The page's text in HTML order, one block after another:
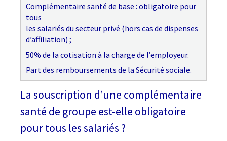
Complémentaire santé de base : obligatoire pour
tous
les salariés du secteur privé (hors cas de dispenses
d’affiliation) ;
50% de la cotisation à la charge de l’employeur.
Part des remboursements de la Sécurité sociale.
La souscription d’une complémentaire
santé de groupe est-elle obligatoire
pour tous les salariés ?